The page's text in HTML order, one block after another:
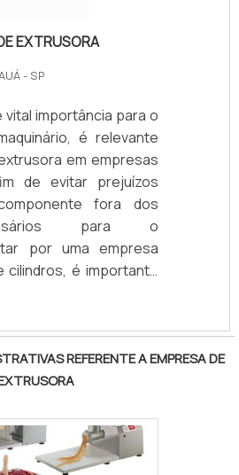
EXTRUSORA
- SP
importância para o
é relevante
em empresas
de evitar prejuízos
fora dos
para o
por uma empresa
cilindros, é importante
tais como:
no mercado,
tempo de entrega,
de opções, tanto
dupla c.
REFERENTE A EMPRESA DE